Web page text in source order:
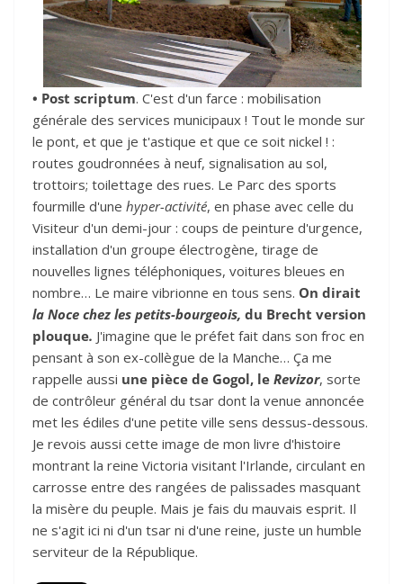
• Post scriptum. C'est d'un farce : mobilisation
générale des services municipaux ! Tout le monde sur
le pont, et que je t'astique et que ce soit nickel ! :
routes goudronnées à neuf, signalisation au sol,
trottoirs; toilettage des rues. Le Parc des sports
fourmille d'une hyper-activité, en phase avec celle du
Visiteur d'un demi-jour : coups de peinture d'urgence,
installation d'un groupe électrogène, tirage de
nouvelles lignes téléphoniques, voitures bleues en
nombre… Le maire vibrionne en tous sens. On dirait
la Noce chez les petits-bourgeois, du Brecht version
plouque. J'imagine que le préfet fait dans son froc en
pensant à son ex-collègue de la Manche… Ça me
rappelle aussi une pièce de Gogol, le Revizor, sorte
de contrôleur général du tsar dont la venue annoncée
met les édiles d'une petite ville sens dessus-dessous.
Je revois aussi cette image de mon livre d'histoire
montrant la reine Victoria visitant l'Irlande, circulant en
carrosse entre des rangées de palissades masquant
la misère du peuple. Mais je fais du mauvais esprit. Il
ne s'agit ici ni d'un tsar ni d'une reine, juste un humble
serviteur de la République.